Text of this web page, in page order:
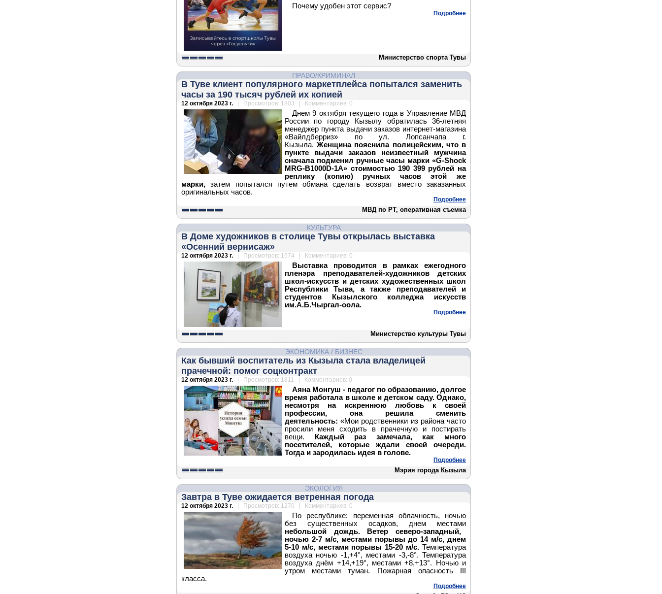
Почему удобен этот сервис?
Подробнее
Министерство спорта Тувы
ПРАВО/КРИМИНАЛ
В Туве клиент популярного маркетплейса попытался заменить
часы за 190 тысяч рублей их копией
12 октября 2023 г. | Просмотров: 1803 | Комментариев: 0
Днем 9 октября текущего года в Управление МВД
России по городу Кызылу обратилась 36-летняя
менеджер пункта выдачи заказов интернет-магазина
«Вайлдберриз» по ул. Лопсанчапа г.
Кызыла.Женщина пояснила полицейским, что в
пункте выдачи заказов неизвестный мужчина
сначала подменил ручные часы марки «G-Shock
MRG-B1000D-1A» стоимостью 190 399 рублей на
реплику (копию) ручных часов этой же
марки,затем попытался путем обмана сделать возврат вместо заказанных
оригинальных часов.
Подробнее
МВД по РТ, оперативная съемка
КУЛЬТУРА
В Доме художников в столице Тувы открылась выставка
«Осенний вернисаж»
12 октября 2023 г. | Просмотров: 1574 | Комментариев: 0
Выставка проводится в рамках ежегодного
пленэра преподавателей-художников детских
школ-искусств и детских художественных школ
Республики Тыва, а также преподавателей и
студентов Кызылского колледжа искусств
им.А.Б.Чыргал-оола.
Подробнее
Министерство культуры Тувы
ЭКОНОМИКА/ БИЗНЕС
Как бывший воспитатель из Кызыла стала владелицей
прачечной: помог соцконтракт
12 октября 2023 г. | Просмотров: 1811 | Комментариев: 0
Аяна Монгуш - педагог по образованию, долгое
время работала в школе и детском саду. Однако,
несмотря на искреннюю любовь к своей
профессии, она решила сменить
деятельность:«Мои родственники из района часто
просили меня сходить в прачечную и постирать
вещи.
Каждый раз замечала, как много
посетителей, которые ждали своей очереди.
Тогда и зародилась идея в голове.
Подробнее
Мэрия города Кызыла
ЭКОЛОГИЯ
Завтра в Туве ожидается ветренная погода
12 октября 2023 г. | Просмотров: 1270 | Комментариев: 0
По республике: переменная облачность, ночью
без существенных осадков, днем местами
небольшой дождь.
Ветер северо-западный,
ночью 2-7 м/с, местами порывы до 14 м/с, днем
5-10 м/с, местами порывы 15-20 м/с. Температура
воздуха ночью -1,+4°, местами -3,-8°. Температура
воздуха днём +14,+19°, местами +8,+13°.
Ночью и
утром местами туман.
Пожарная опасность III
класса.
Подробнее